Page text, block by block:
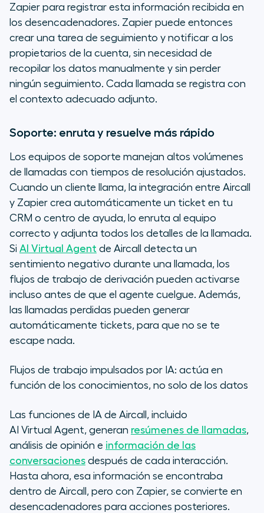
Zapier para registrar esta información recibida en
los desencadenadores. Zapier puede entonces
crear una tarea de seguimiento y notificar a los
propietarios de la cuenta, sin necesidad de
recopilar los datos manualmente y sin perder
ningún seguimiento. Cada llamada se registra con
el contexto adecuado adjunto.
Soporte: enruta y resuelve más rápido
Los equipos de soporte manejan altos volúmenes
de llamadas con tiempos de resolución ajustados.
Cuando un cliente llama, la integración entre Aircall
y Zapier crea automáticamente un ticket en tu
CRM o centro de ayuda, lo enruta al equipo
correcto y adjunta todos los detalles de la llamada.
Si AI Virtual Agent de Aircall detecta un
sentimiento negativo durante una llamada, los
flujos de trabajo de derivación pueden activarse
incluso antes de que el agente cuelgue. Además,
las llamadas perdidas pueden generar
automáticamente tickets, para que no se te
escape nada.
Flujos de trabajo impulsados por IA: actúa en
función de los conocimientos, no solo de los datos
Las funciones de IA de Aircall, incluido
AI Virtual Agent, generan resúmenes de llamadas,
análisis de opinión e información de las
conversaciones después de cada interacción.
Hasta ahora, esa información se encontraba
dentro de Aircall, pero con Zapier, se convierte en
desencadenadores para acciones posteriores.